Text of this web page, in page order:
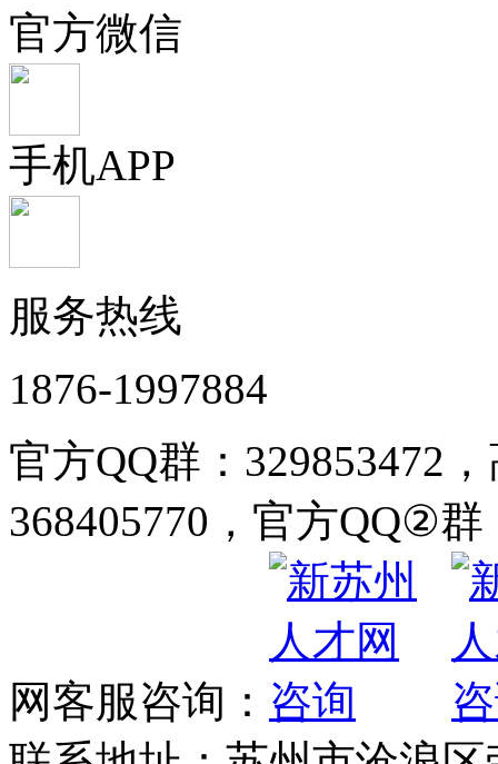
官方微信
手机APP
服务热线
1876-1997884
官方QQ群：329853472
368405770，官方QQ②群
网客服咨询：